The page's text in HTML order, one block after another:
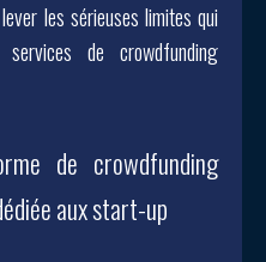
les sérieuses limites qui
de crowdfunding
de crowdfunding
aux start-up